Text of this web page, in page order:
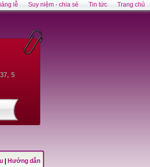
5
Hướng dẫn
Trang chủ
Tin tức
Suy niệm - chia sẻ
lễ